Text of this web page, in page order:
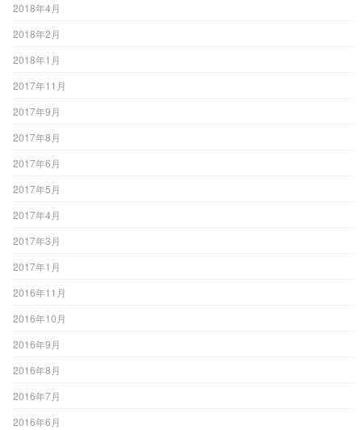
2018年4月
2018年2月
2018年1月
2017年11月
2017年9月
2017年8月
2017年6月
2017年5月
2017年4月
2017年3月
2017年1月
2016年11月
2016年10月
2016年9月
2016年8月
2016年7月
2016年6月